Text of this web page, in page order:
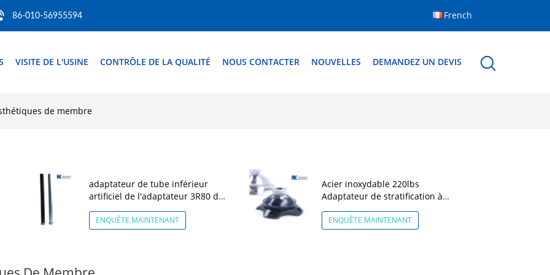
86-010-56955594 French
VISITE DE L'USINE CONTRÔLE DE LA QUALITÉ NOUS CONTACTER NOUVELLES DEMANDEZ UN DEVIS
de membre
adaptateur de tube inférieur
artificiel de l'adaptateur 3R80 de
membre de pylône de 34mm
ENQUÊTE MAINTENANT
Acier inoxydable 220lbs
Adaptateur de stratification à
quatre branches
ENQUÊTE MAINTENANT